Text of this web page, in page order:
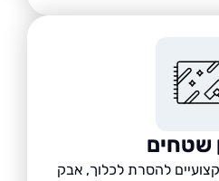
להסרת לכלוך, אבק